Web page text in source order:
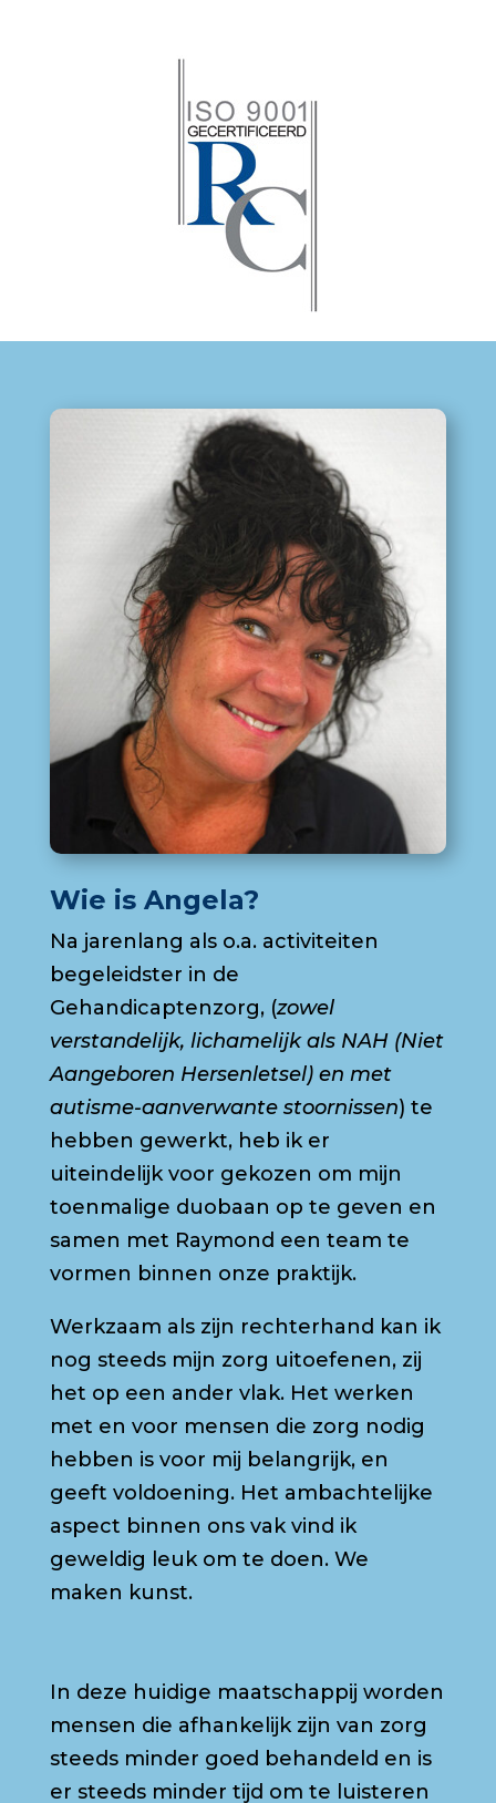
Wie is Angela?
Na jarenlang als o.a. activiteiten
begeleidster in de
Gehandicaptenzorg, (zowel
verstandelijk, lichamelijk als NAH (Niet
Aangeboren Hersenletsel) en met
autisme-aanverwante stoornissen) te
hebben gewerkt, heb ik er
uiteindelijk voor gekozen om mijn
toenmalige duobaan op te geven en
samen met Raymond een team te
vormen binnen onze praktijk.
Werkzaam als zijn rechterhand kan ik
nog steeds mijn zorg uitoefenen, zij
het op een ander vlak. Het werken
met en voor mensen die zorg nodig
hebben is voor mij belangrijk, en
geeft voldoening. Het ambachtelijke
aspect binnen ons vak vind ik
geweldig leuk om te doen. We
maken kunst.
In deze huidige maatschappij worden
mensen die afhankelijk zijn van zorg
steeds minder goed behandeld en is
er steeds minder tijd om te luisteren